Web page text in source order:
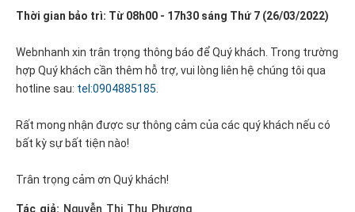
Thời gian bảo trì: Từ 08h00 - 17h30 sáng Thứ 7 (26/03/2022)
Webnhanh xin trân trọng thông báo để Quý khách. Trong trường
hợp Quý khách cần thêm hỗ trợ, vui lòng liên hệ chúng tôi qua
hotline sau: tel:0904885185
Rất mong nhận được sự thông cảm của các quý khách nếu có
bất kỳ sự bất tiện nào!
Trân trọng cảm ơn Quý khách!
Tác giả: Nguyễn Thị Thu Phương